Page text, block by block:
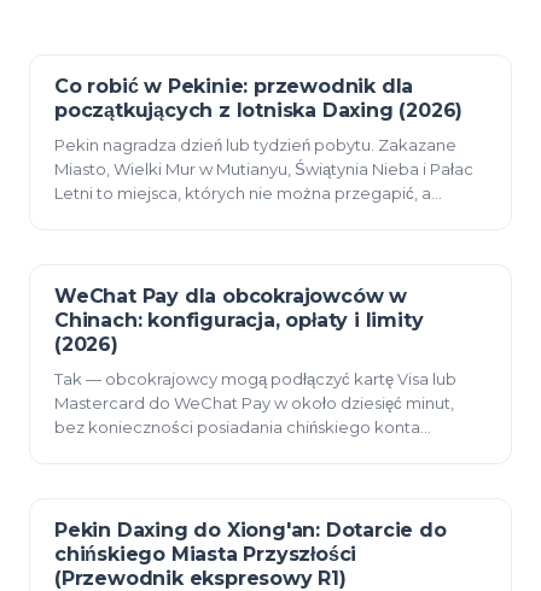
15 czerwca 2026
Co robić w Pekinie: przewodnik dla
początkujących z lotniska Daxing (2026)
Pekin nagradza dzień lub tydzień pobytu. Zakazane
Miasto, Wielki Mur w Mutianyu, Świątynia Nieba i Pałac
Letni to miejsca, których nie można przegapić, a
14 czerwca 2026
WeChat Pay dla obcokrajowców w
Chinach: konfiguracja, opłaty i limity
(2026)
Tak — obcokrajowcy mogą podłączyć kartę Visa lub
Mastercard do WeChat Pay w około dziesięć minut,
bez konieczności posiadania chińskiego konta
12 czerwca 2026
Pekin Daxing do Xiong'an: Dotarcie do
chińskiego Miasta Przyszłości
(Przewodnik ekspresowy R1)